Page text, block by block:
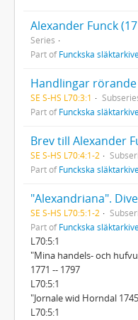
Alexander Funck
Series
Part ofFunckska
SE S-HS L70:3:1
Part ofFunckska
Brev till Alexander
SE S-HS L70:4:1-2
Part ofFunckska
SE S-HS L70:5:1-2
Part ofFunckska
L70:5:1
"Mina handels- och
1771 -- 1797
L70:5:1
"Jornale wid Horndal
L70:5:1